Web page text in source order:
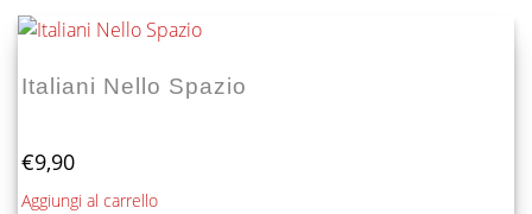
Italiani Nello Spazio
€9,90
Aggiungi al carrello